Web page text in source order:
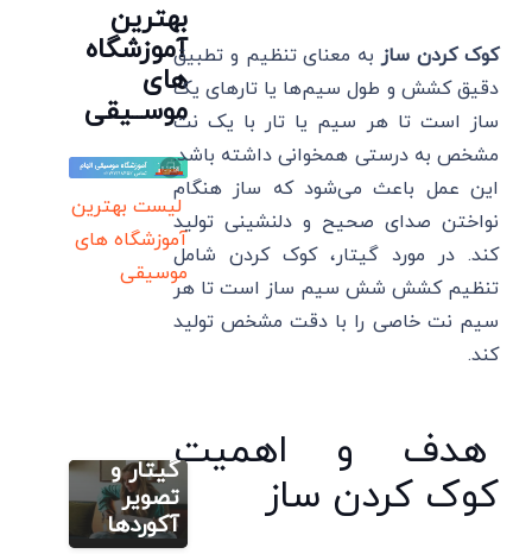
کوک کردن ساز به معنای تنظیم و تطبیق
دقیق کشش و طول سیم‌ها یا تارهای یک
ساز است تا هر سیم یا تار با یک نت
مشخص به درستی همخوانی داشته باشد.
این عمل باعث می‌شود که ساز هنگام
نواختن صدای صحیح و دلنشینی تولید
کند. در مورد گیتار، کوک کردن شامل
تنظیم کشش شش سیم ساز است تا هر
سیم نت خاصی را با دقت مشخص تولید
کند.
هدف و اهمیت
کوک کردن ساز
بهترین
آموزشگاه
های
موســیقی
لیست بهترین
آموزشگاه های
موسیقی
آموزش
آکورد
آکورد های
گیتار و
تصویر
آکوردها
آکورد
گیتار منو
گنجشکای
کلاس
آنلاین
گیتار یا